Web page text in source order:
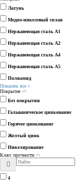
Латунь
Медно-никелевый сплав
Нержавеющая сталь А1
Нержавеющая сталь А2
Нержавеющая сталь А4
Нержавеющая сталь А5
Полиамид
Показать все
Покрытие
Без покрытия
Гальваническое цинкование
Горячее цинкование
Желтый цинк
Никелирование
Класс прочности
4